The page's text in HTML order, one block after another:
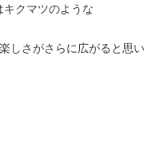
クマツのような
しさがさらに広がると思い